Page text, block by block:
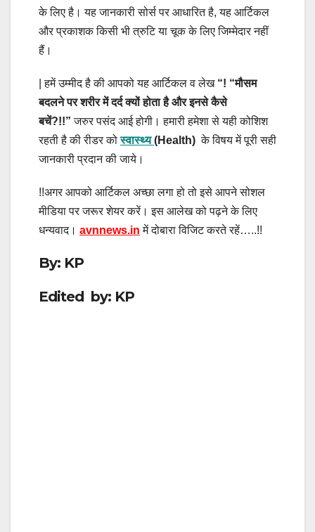
के लिए है। यह जानकारी सोर्स पर आधारित है, यह आर्टिकल
और प्रकाशक किसी भी त्रुटि या चूक के लिए जिम्मेदार नहीं
हैं।
| हमें उम्मीद है की आपको यह आर्टिकल व लेख “! “मौसम
बदलने पर शरीर में दर्द क्यों होता है और इनसे कैसे
बचें?!!” जरुर पसंद आई होगी। हमारी हमेशा से यही कोशिश
रहती है की रीडर कोस्वास्थ्य(Health) के विषय में पूरी सही
जानकारी प्रदान की जाये।
!!अगर आपको आर्टिकल अच्छा लगा हो तो इसे आपने सोशल
मीडिया पर जरूर शेयर करें। इस आलेख को पढ़ने के लिए
धन्यवाद। avnnews.in में दोबारा विजिट करते रहें…..!!
By: KP
Edited by: KP